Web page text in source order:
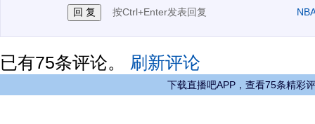
按Ctrl+Enter发表回复
已有75条评论。 刷新评论
下载直播吧APP，查看75条精彩